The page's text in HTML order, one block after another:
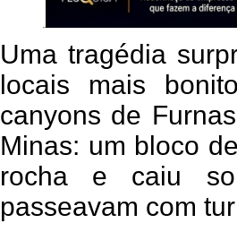
Uma tragédia
locais mais
canyons de
Minas: um bloco
rocha e caiu
passeavam com